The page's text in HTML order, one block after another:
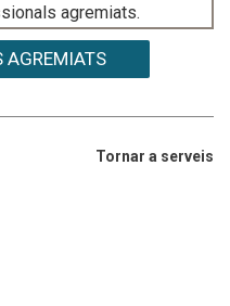
agremiats.
AGREMIATS
Tornar a serveis